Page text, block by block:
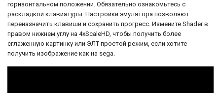
Как и многие игры, выпущенные в тот
период, "Cliffhanger" оставила свой след в
истории видеоигр, предоставляя игрокам
возможность погрузиться в события и
атмосферу популярного фильма того
времени.
горизонтальном положении. Обязательно ознакомьтесь с
раскладкой клавиатуры. Настройки эмулятора позволяют
переназначить клавиши и сохранить прогресс. Измените Shader в
правом нижнем углу на 4xScaleHD, чтобы получить более
сглаженную картинку или ЭЛТ простой режим, если хотите
получить изображение как на sega.